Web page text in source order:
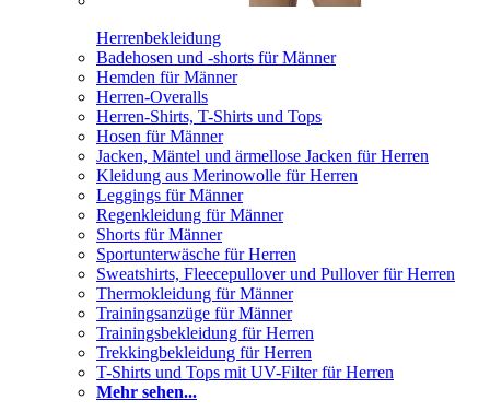
Herrenbekleidung
Badehosen und -shorts für Männer
Hemden für Männer
Herren-Overalls
Herren-Shirts, T-Shirts und Tops
Hosen für Männer
Jacken, Mäntel und ärmellose Jacken für Herren
Kleidung aus Merinowolle für Herren
Leggings für Männer
Regenkleidung für Männer
Shorts für Männer
Sportunterwäsche für Herren
Sweatshirts, Fleecepullover und Pullover für Herren
Thermokleidung für Männer
Trainingsanzüge für Männer
Trainingsbekleidung für Herren
Trekkingbekleidung für Herren
T-Shirts und Tops mit UV-Filter für Herren
Mehr sehen...